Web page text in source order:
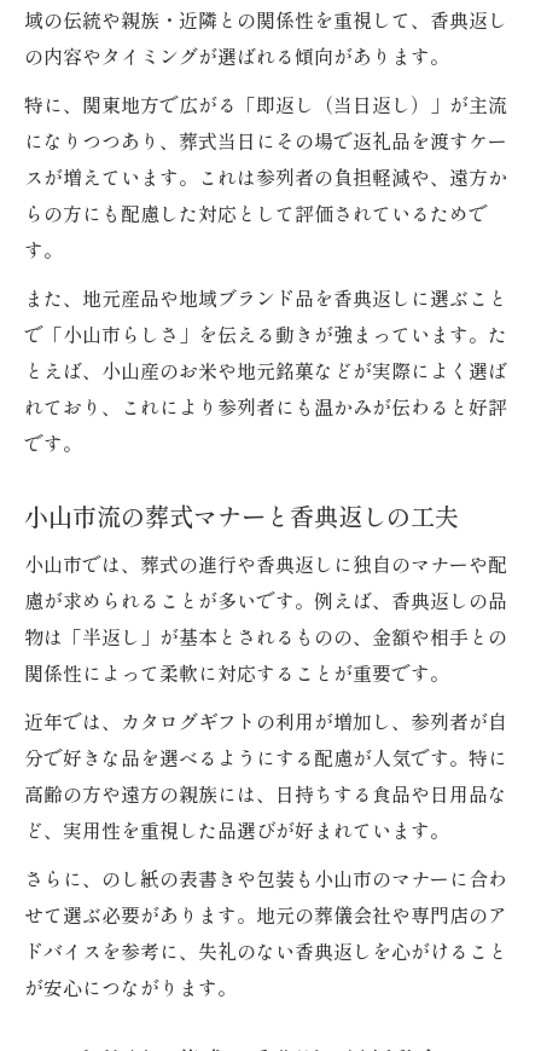
香典返しカタログギフト人気ランキング解説
葬式で人気の香典返しカタログギフト比較
香典返しカタログギフト人気ランキングの
特徴
2026年注目の香典返しギフト最新情報
葬式後に選ばれるカタログギフトの傾向
失礼にならない香典返し選びのポイント
葬式で失礼のない香典返し選びの基本
香典返しカタログギフト選定時の注意点
評判が高い香典返しの選び方を解説
香典返しギフトで気をつけたいポイント
ー
葬式で増える即返しの基本マナー
香典返し即返しを選ぶ際の注意点
葬式で即返しを行う時の流れとコツ
即返しが必要な葬式の地域事情とは
香典返し即返しに適したギフト選び
カタログギフトはどこで購入が安心か徹底検証
葬式香典返しカタログギフト購入先の選び
方
百貨店やオンラインで選ぶ安心ギフトの特
徴
域の伝統や親族・近隣との関係性を重視して、香典返し
の内容やタイミングが選ばれる傾向があります。
特に、関東地方で広がる「即返し（当日返し）」が主流
になりつつあり、葬式当日にその場で返礼品を渡すケー
スが増えています。これは参列者の負担軽減や、遠方か
らの方にも配慮した対応として評価されているためで
す。
また、地元産品や地域ブランド品を香典返しに選ぶこと
で「小山市らしさ」を伝える動きが強まっています。た
とえば、小山産のお米や地元銘菓などが実際によく選ば
れており、これにより参列者にも温かみが伝わると好評
です。
小山市流の葬式マナーと香典返しの工夫
小山市では、葬式の進行や香典返しに独自のマナーや配
慮が求められることが多いです。例えば、香典返しの品
物は「半返し」が基本とされるものの、金額や相手との
関係性によって柔軟に対応することが重要です。
近年では、カタログギフトの利用が増加し、参列者が自
分で好きな品を選べるようにする配慮が人気です。特に
高齢の方や遠方の親族には、日持ちする食品や日用品な
ど、実用性を重視した品選びが好まれています。
さらに、のし紙の表書きや包装も小山市のマナーに合わ
せて選ぶ必要があります。地元の葬儀会社や専門店のア
ドバイスを参考に、失礼のない香典返しを心がけること
が安心につながります。